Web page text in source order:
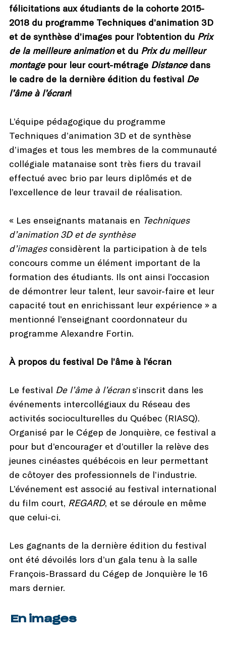
félicitations aux étudiants de la cohorte 2015-
2018 du programme Techniques d’animation 3D
et de synthèse d’images pour l’obtention du Prix
de la meilleure animationet du Prix du meilleur
montagepour leur court-métrage Distance dans
le cadre de la dernière édition du festival De
l’âme à l’écran!
L’équipe pédagogique du programme
Techniques d’animation 3D et de synthèse
d’images et tous les membres de la communauté
collégiale matanaise sont très fiers du travail
effectué avec brio par leurs diplômés et de
l’excellence de leur travail de réalisation.
« Les enseignants matanais en Techniques
d’animation 3D et de synthèse
d’imagesconsidèrent la participation à de tels
concours comme un élément important de la
formation des étudiants. Ils ont ainsi l’occasion
de démontrer leur talent, leur savoir-faire et leur
capacité tout en enrichissant leur expérience » a
mentionné l’enseignant coordonnateur du
programme Alexandre Fortin.
À propos du festival De l’âme à l’écran
Le festival De l’âme à l’écrans’inscrit dans les
événements intercollégiaux du Réseau des
activités socioculturelles du Québec (RIASQ).
Organisé par le Cégep de Jonquière, ce festival a
pour but d’encourager et d’outiller la relève des
jeunes cinéastes québécois en leur permettant
de côtoyer des professionnels de l’industrie.
L’événement est associé au festival international
du film court, REGARD, et se déroule en même
que celui-ci.
Les gagnants de la dernière édition du festival
ont été dévoilés lors d’un gala tenu à la salle
François-Brassard du Cégep de Jonquière le 16
mars dernier.
En images